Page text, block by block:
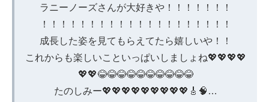
ラニーノーズさんが大好きや！！！！！！！
！！！！！！！！！！！！！！！！！！！！
成長した姿を見てもらえてたら嬉しいや！！
これからも楽しいこといっぱいしましょね💖💖💖💖
💖💖😂😂😂😂😂😂😂😂😂😂
たのしみー💖💖💖💖💖💖💖💖💖🎸🧠…